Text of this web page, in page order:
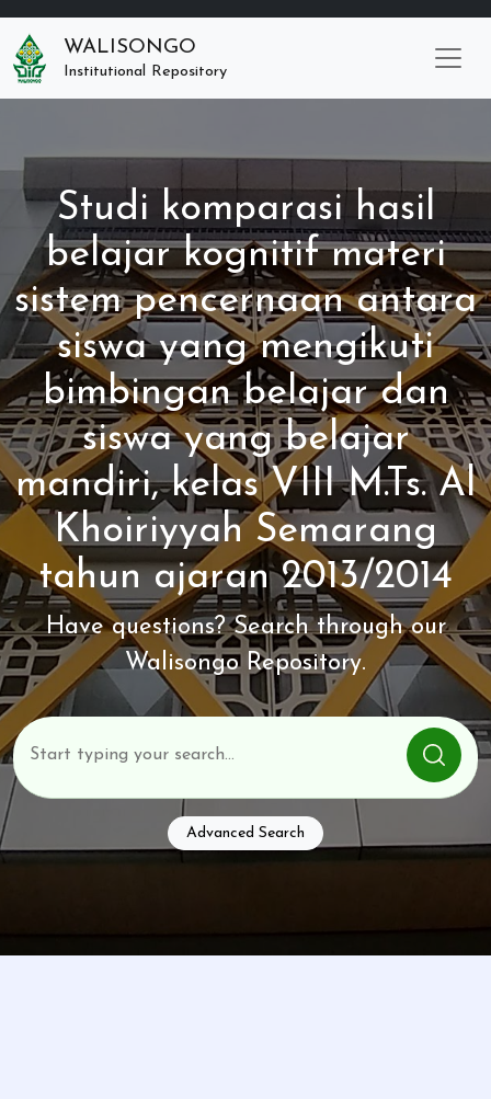
WALISONGO
Institutional Repository
Studi komparasi hasil
belajar kognitif materi
sistem pencernaan antara
siswa yang mengikuti
bimbingan belajar dan
siswa yang belajar
mandiri, kelas VIII M.Ts. Al
Khoiriyyah Semarang
tahun ajaran 2013/2014
Have questions? Search through our
Walisongo Repository.
Advanced Search